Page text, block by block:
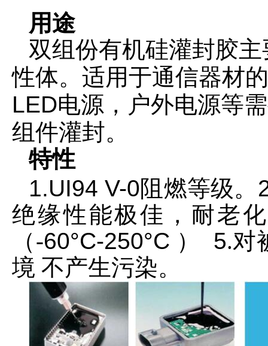
用途
双组份有机硅灌封胶
性体。适用于通信器材
LED电源，户外电源等
组件灌封。
特性
1.UI94 V-0阻燃等级。
绝缘性能极佳，耐老
（-60°C-250°C ） 5.对
境 不产生污染。